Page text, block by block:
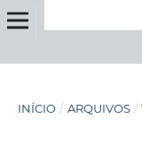
INÍCIO / ARQUIVOS /